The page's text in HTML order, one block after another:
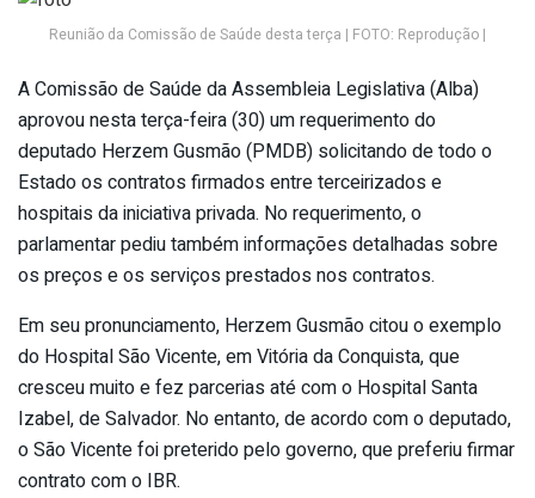
Reunião da Comissão de Saúde desta terça | FOTO: Reprodução |
A Comissão de Saúde da Assembleia Legislativa (Alba)
aprovou nesta terça-feira (30) um requerimento do
deputado Herzem Gusmão (PMDB) solicitando de todo o
Estado os contratos firmados entre terceirizados e
hospitais da iniciativa privada. No requerimento, o
parlamentar pediu também informações detalhadas sobre
os preços e os serviços prestados nos contratos.
Em seu pronunciamento, Herzem Gusmão citou o exemplo
do Hospital São Vicente, em Vitória da Conquista, que
cresceu muito e fez parcerias até com o Hospital Santa
Izabel, de Salvador. No entanto, de acordo com o deputado,
o São Vicente foi preterido pelo governo, que preferiu firmar
contrato com o IBR.